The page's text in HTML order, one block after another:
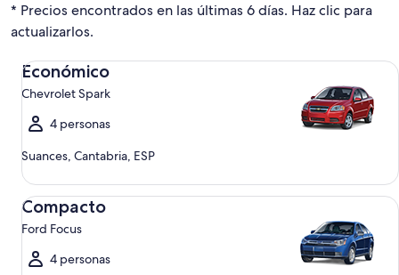
* Precios encontrados en las últimas 6 días. Haz clic para
actualizarlos.
Económico
Chevrolet Spark
4 personas
Suances, Cantabria, ESP
Económico Chevrolet Spark
Compacto
Ford Focus
4 personas
Compacto Ford Focus